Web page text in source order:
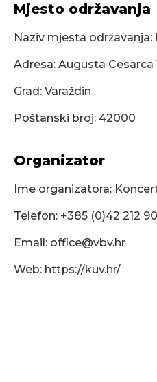
Mjesto održavanja
Naziv mjesta održavanja:
Adresa: Augusta Cesarca
Grad: Varaždin
Poštanski broj: 42000
Organizator
Ime organizatora:
Telefon: +385 (0)42 212
Email: office@vbv.hr
Web: https://kuv.hr/